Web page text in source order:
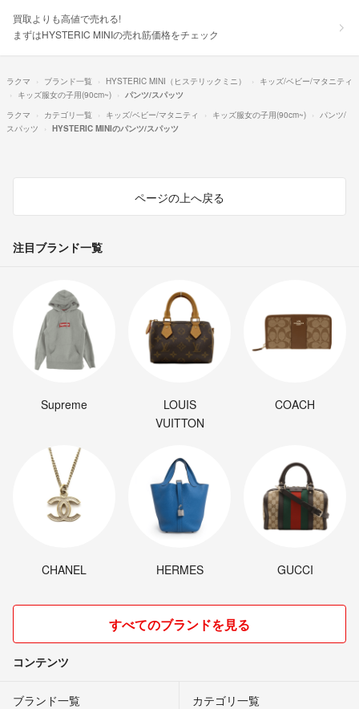
買取よりも高値で売れる!
まずはHYSTERIC MINIの売れ筋価格をチェック
ラクマ ブランド一覧 HYSTERIC MINI（ヒステリックミニ）
キッズ/ベビー/マタニティ
キッズ服女の子用(90cm~)
パンツ/スパッツ
ラクマ
カテゴリ一覧 キッズ/ベビー/マタニティ キッズ服女の子用(90cm~)
パンツ/
スパッツ
HYSTERIC MINIのパンツ/スパッツ
ページの上へ戻る
注目ブランド一覧
Supreme
LOUIS
VUITTON
COACH
CHANEL HERMES GUCCI
すべてのブランドを見る
コンテンツ
ブランド一覧 カテゴリ一覧